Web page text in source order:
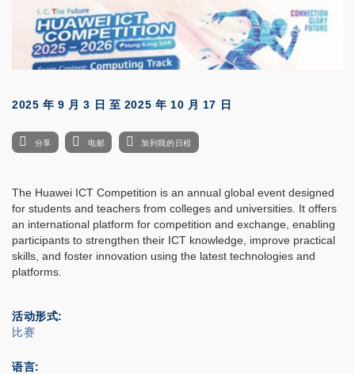
2025 年 9 月 3 日 至 2025 年 10 月 17 日
分享 电邮 加到我的日程
The Huawei ICT Competition is an annual global event designed
for students and teachers from colleges and universities. It offers
an international platform for competition and exchange, enabling
participants to strengthen their ICT knowledge, improve practical
skills, and foster innovation using the latest technologies and
platforms.
活动形式
比赛
语言